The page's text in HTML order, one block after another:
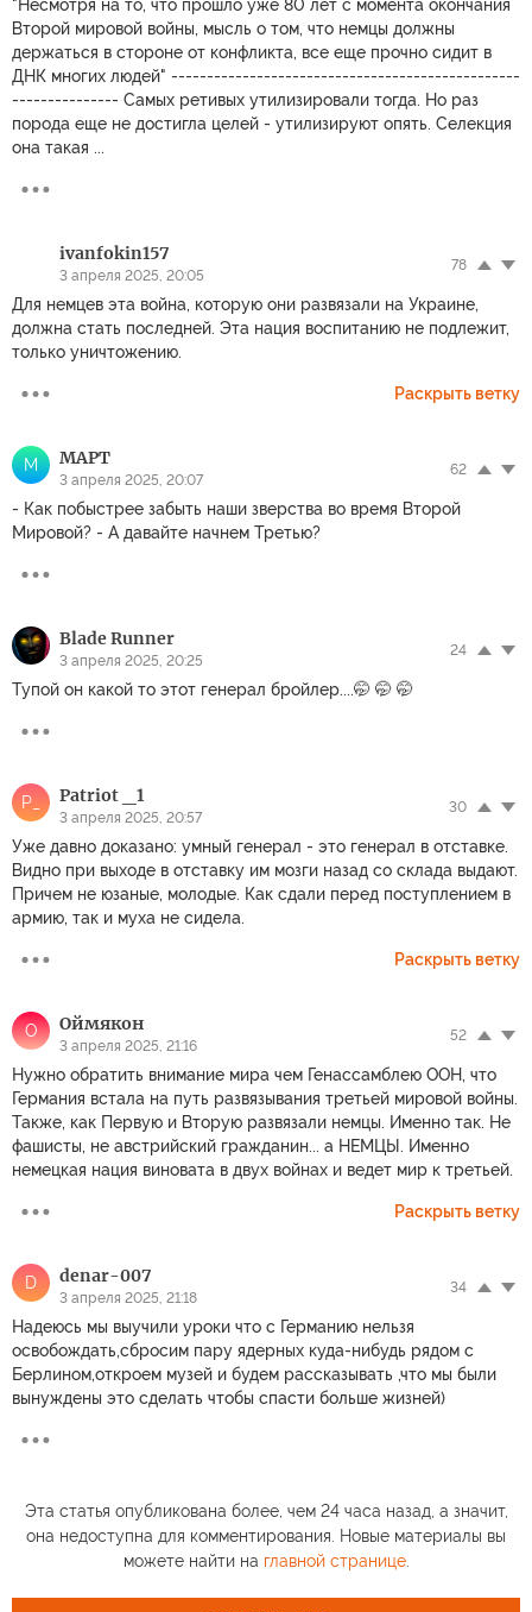
"Несмотря на то, что прошло уже 80 лет с момента окончания
Второй мировой войны, мысль о том, что немцы должны
держаться в стороне от конфликта, все еще прочно сидит в
ДНК многих людей" -------------------------------------------------
--------------- Самых ретивых утилизировали тогда. Но раз
порода еще не достигла целей - утилизируют опять. Селекция
она такая ...
ivanfokin157
3 апреля 2025, 20:05
78
Для немцев эта война, которую они развязали на Украине,
должна стать последней. Эта нация воспитанию не подлежит,
только уничтожению.
Раскрыть ветку
M MAPT
3 апреля 2025, 20:07
62
- Как побыстрее забыть наши зверства во время Второй
Мировой? - А давайте начнем Третью?
Blade Runner
3 апреля 2025, 20:25
24
Тупой он какой то этот генерал бройлер....🤭 🤭 🤭
P_ Patriot _1
3 апреля 2025, 20:57
30
Уже давно доказано: умный генерал - это генерал в отставке.
Видно при выходе в отставку им мозги назад со склада выдают.
Причем не юзаные, молодые. Как сдали перед поступлением в
армию, так и муха не сидела.
Раскрыть ветку
О Оймякон
3 апреля 2025, 21:16
52
Нужно обратить внимание мира чем Генассамблею ООН, что
Германия встала на путь развязывания третьей мировой войны.
Также, как Первую и Вторую развязали немцы. Именно так. Не
фашисты, не австрийский гражданин... а НЕМЦЫ. Именно
немецкая нация виновата в двух войнах и ведет мир к третьей.
Раскрыть ветку
D denar-007
3 апреля 2025, 21:18
34
Надеюсь мы выучили уроки что с Германию нельзя
освобождать,сбросим пару ядерных куда-нибудь рядом с
Берлином,откроем музей и будем рассказывать ,что мы были
вынуждены это сделать чтобы спасти больше жизней)
Эта статья опубликована более, чем 24 часа назад, а значит,
она недоступна для комментирования. Новые материалы вы
можете найти на главной странице.